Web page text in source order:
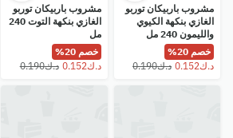
مشروب باربيكان توربو
الغازي بنكهة الكيوي
والليمون 240 مل
خصم 20%
مشروب باربيكان توربو
الغازي بنكهة التوت 240
مل
خصم 20%
⁦د.ك0.152⁩
⁦د.ك0.190⁩